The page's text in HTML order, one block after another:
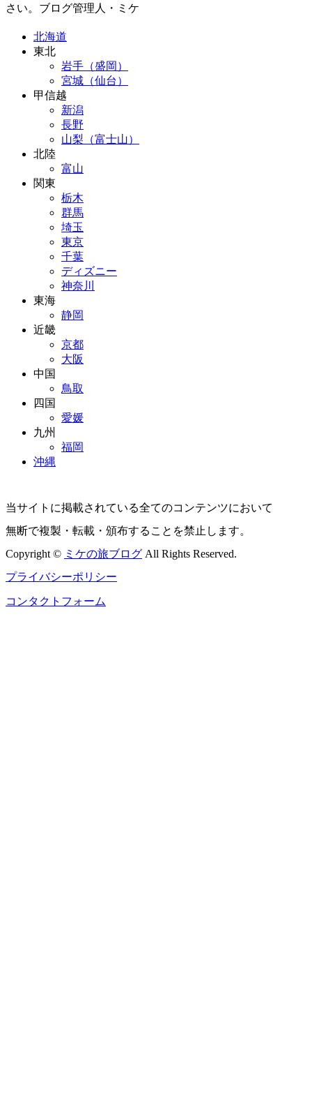
さい。ブログ管理人・ミケ
北海道
東北
岩手（盛岡）
宮城（仙台）
甲信越
新潟
長野
山梨（富士山）
北陸
富山
関東
栃木
群馬
埼玉
東京
千葉
ディズニー
神奈川
東海
静岡
近畿
京都
大阪
中国
鳥取
四国
愛媛
九州
福岡
沖縄
当サイトに掲載されている全てのコンテンツにおいて
無断で複製・転載・頒布することを禁止します。
Copyright © ミケの旅ブログ All Rights Reserved.
プライバシーポリシー
コンタクトフォーム